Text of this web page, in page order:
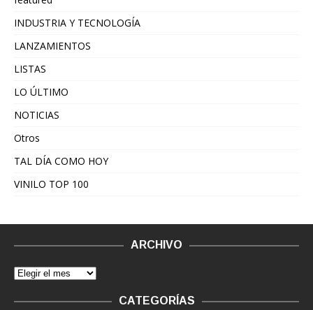
INDUSTRIA Y TECNOLOGÍA
LANZAMIENTOS
LISTAS
LO ÚLTIMO
NOTICIAS
Otros
TAL DÍA COMO HOY
VINILO TOP 100
ARCHIVO
CATEGORÍAS